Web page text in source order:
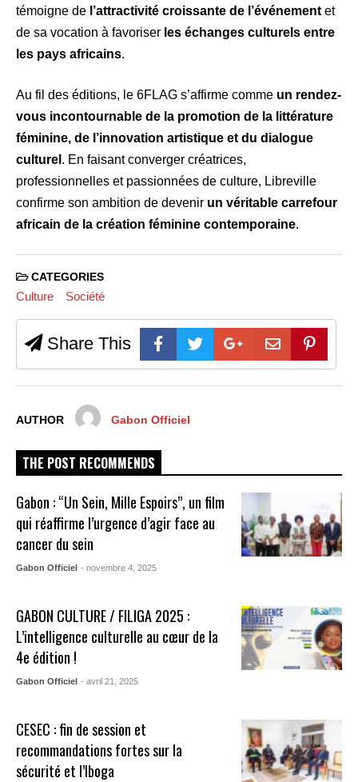
témoigne de l’attractivité croissante de l’événement et
de sa vocation à favoriser les échanges culturels entre
les pays africains.
Au fil des éditions, le 6FLAG s’affirme comme un rendez-
vous incontournable de la promotion de la littérature
féminine, de l’innovation artistique et du dialogue
culturel . En faisant converger créatrices,
professionnelles et passionnées de culture, Libreville
confirme son ambition de devenir un véritable carrefour
africain de la création féminine contemporaine.
CATEGORIES
Culture Société
Share This
AUTHOR Gabon Officiel
THE POST RECOMMENDS
Gabon : “Un Sein, Mille Espoirs”, un film
qui réaffirme l’urgence d’agir face au
cancer du sein
Gabon Officiel - novembre 4, 2025
GABON CULTURE / FILIGA 2025 :
L’intelligence culturelle au cœur de la
4e édition !
Gabon Officiel - avril 21, 2025
CESEC : fin de session et
recommandations fortes sur la
sécurité et l’Iboga